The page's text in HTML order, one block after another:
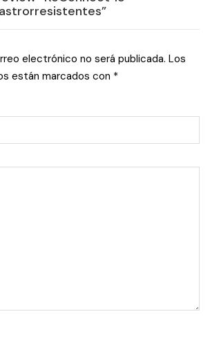
electrónico no será publicada. Los
están marcados con *